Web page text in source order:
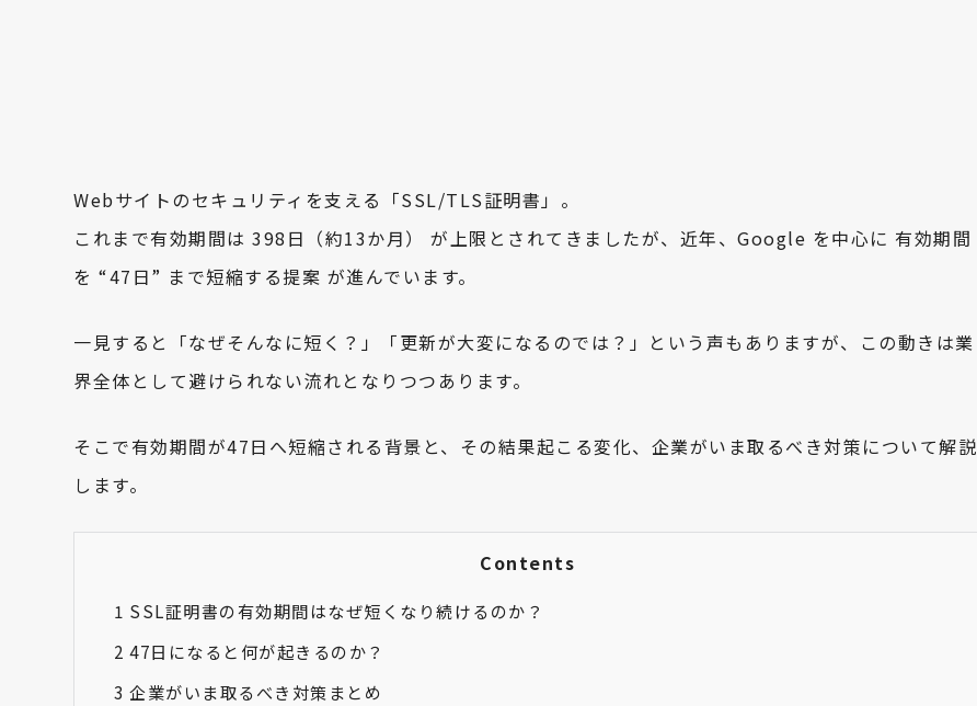
Webサイトのセキュリティを支える「SSL/TLS証明書」。
これまで有効期間は 398日（約13か月） が上限とされてきましたが、近年、Google を中心に 有効期間
を “47日” まで短縮する提案 が進んでいます。
一見すると「なぜそんなに短く？」「更新が大変になるのでは？」という声もありますが、この動きは業
界全体として避けられない流れとなりつつあります。
そこで有効期間が47日へ短縮される背景と、その結果起こる変化、企業がいま取るべき対策について解説
します。
Contents
1 SSL証明書の有効期間はなぜ短くなり続けるのか？
2 47日になると何が起きるのか？
3 企業がいま取るべき対策まとめ